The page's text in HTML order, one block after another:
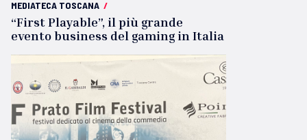
MEDIATECA TOSCANA /
“First Playable”, il più grande
evento business del gaming in Italia